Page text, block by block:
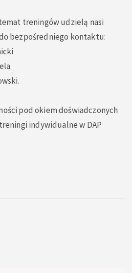
treningów udzielą nasi
bezpośredniego kontaktu:
pod okiem doświadczonych
indywidualne w DAP